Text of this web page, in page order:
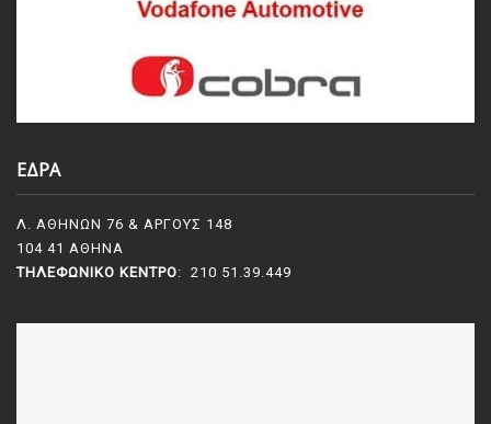
ΕΔΡΑ
Λ. ΑΘΗΝΩΝ 76 & ΑΡΓΟΥΣ 148
104 41 ΑΘΗΝΑ
ΤΗΛΕΦΩΝΙΚΌ ΚΈΝΤΡΟ: 210 51.39.449